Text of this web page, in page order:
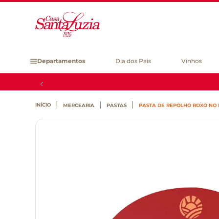
Departamentos Dia dos Pais Vinhos
MERCEARIA PASTAS PASTA DE REPOLHO ROXO